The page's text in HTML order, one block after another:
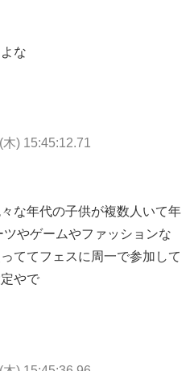
な
) 15:45:12.71
な年代の子供が複数人いて年
やゲームやファッションな
ててフェスに周一で参加して
やで